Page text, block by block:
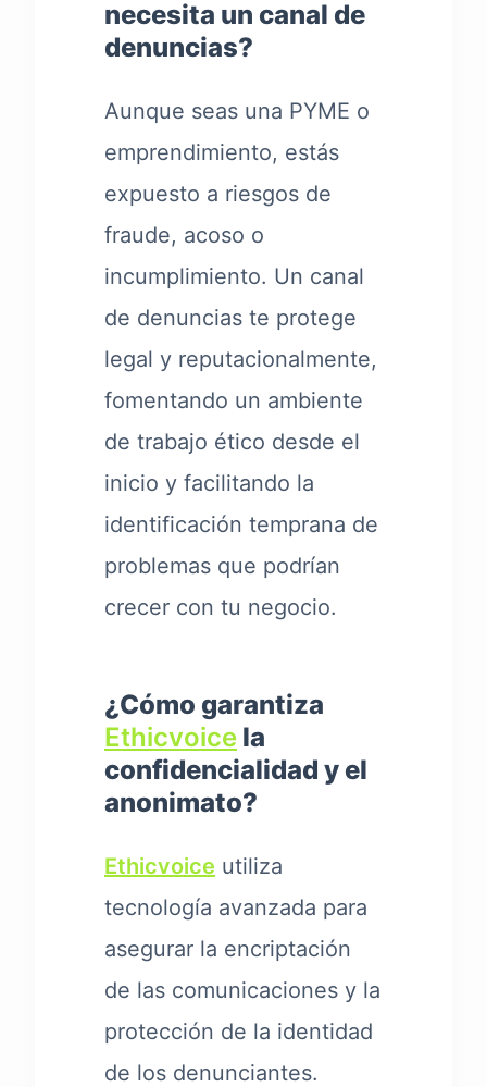
necesita un canal de
denuncias?
Aunque seas una PYME o
emprendimiento, estás
expuesto a riesgos de
fraude, acoso o
incumplimiento. Un canal
de denuncias te protege
legal y reputacionalmente,
fomentando un ambiente
de trabajo ético desde el
inicio y facilitando la
identificación temprana de
problemas que podrían
crecer con tu negocio.
¿Cómo garantiza
Ethicvoice la
confidencialidad y el
anonimato?
Ethicvoice utiliza
tecnología avanzada para
asegurar la encriptación
de las comunicaciones y la
protección de la identidad
de los denunciantes.